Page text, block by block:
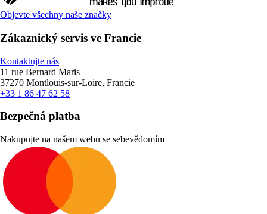
Objevte všechny naše značky
Zákaznický servis ve Francie
Kontaktujte nás
11 rue Bernard Maris
37270 Montlouis-sur-Loire, Francie
+33 1 86 47 62 58
Bezpečná platba
Nakupujte na našem webu se sebevědomím